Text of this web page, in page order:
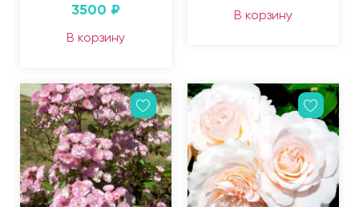
3500 ₽
В корзину
В корзину